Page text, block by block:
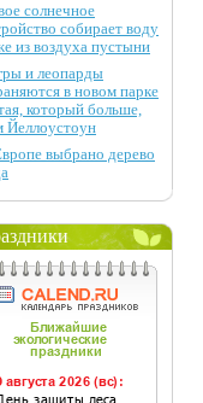
солнечное
собирает воду
из воздуха пустыни
и леопарды
в новом парке
который больше,
Йеллоустоун
выбрано дерево